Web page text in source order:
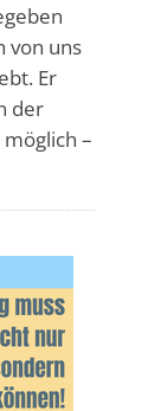
von uns
Er
der
–